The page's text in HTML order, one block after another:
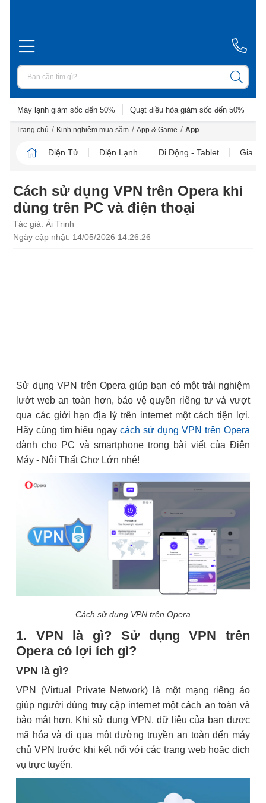
Máy lạnh giảm sốc đến 50% Quạt điều hòa giảm sốc đến 50%
Trang chủ / Kinh nghiệm mua sắm / App & Game / App
Điện Tử Điện Lạnh Di Động - Tablet Gia
Cách sử dụng VPN trên Opera khi
dùng trên PC và điện thoại
Tác giả: Ái Trinh
Ngày cập nhật: 14/05/2026 14:26:26
Sử dụng VPN trên Opera giúp bạn có một trải nghiệm
lướt web an toàn hơn, bảo vệ quyền riêng tư và vượt
qua các giới hạn địa lý trên internet một cách tiện lợi.
Hãy cùng tìm hiểu ngay cách sử dụng VPN trên Opera
dành cho PC và smartphone trong bài viết của Điện
Máy - Nội Thất Chợ Lớn nhé!
Cách sử dụng VPN trên Opera
1. VPN là gì? Sử dụng VPN trên
Opera có lợi ích gì?
VPN là gì?
VPN (Virtual Private Network) là một mạng riêng ảo
giúp người dùng truy cập internet một cách an toàn và
bảo mật hơn. Khi sử dụng VPN, dữ liệu của bạn được
mã hóa và đi qua một đường truyền an toàn đến máy
chủ VPN trước khi kết nối với các trang web hoặc dịch
vụ trực tuyến.